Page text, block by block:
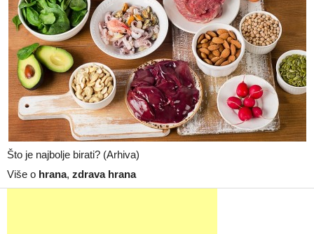
Što je najbolje birati? (Arhiva)
Više o hrana, zdrava hrana